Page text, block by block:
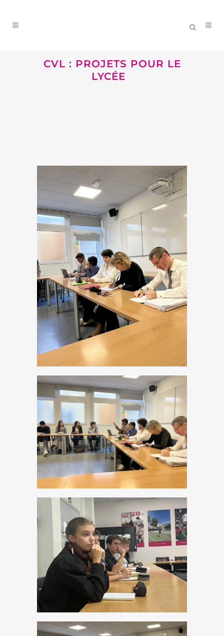
CVL : PROJETS POUR LE
LYCÉE